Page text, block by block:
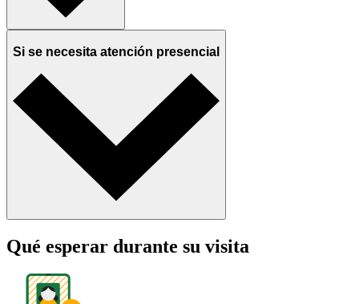
Si se necesita atención presencial
Qué esperar durante su visita